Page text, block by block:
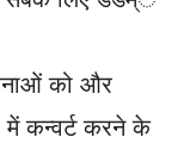
को और
में कन्वर्ट करने के